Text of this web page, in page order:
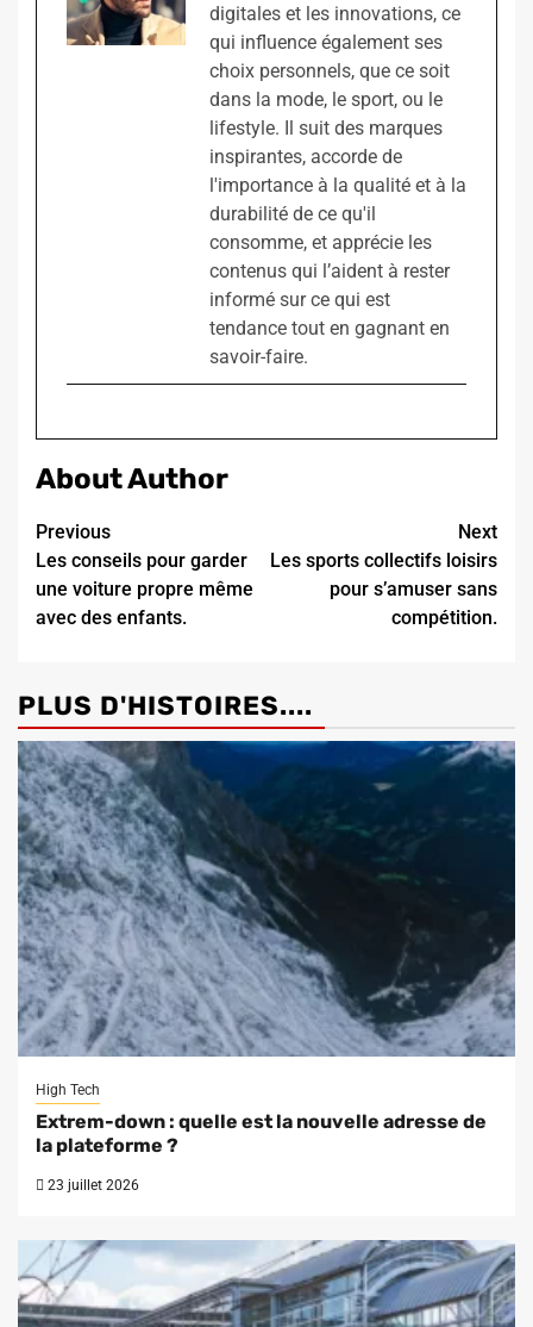
digitales et les innovations, ce
qui influence également ses
choix personnels, que ce soit
dans la mode, le sport, ou le
lifestyle. Il suit des marques
inspirantes, accorde de
l'importance à la qualité et à la
durabilité de ce qu'il
consomme, et apprécie les
contenus qui l’aident à rester
informé sur ce qui est
tendance tout en gagnant en
savoir-faire.
About Author
Continue
Reading
Previous
Les conseils pour garder
une voiture propre même
avec des enfants.
Next
Les sports collectifs loisirs
pour s’amuser sans
compétition.
PLUS D'HISTOIRES....
High Tech
Extrem-down : quelle est la nouvelle adresse de
la plateforme ?
23 juillet 2026